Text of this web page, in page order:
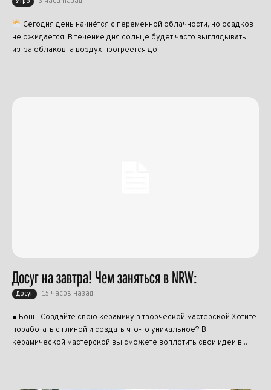
Сегодня день начнётся с переменной облачности, но осадков
не ожидается. В течение дня солнце будет часто выглядывать
из-за облаков, а воздух прогреется до...
Досуг на завтра! Чем заняться в NRW:
Досуг 15 часов назад
● Бонн: Создайте свою керамику в творческой мастерской Хотите
поработать с глиной и создать что-то уникальное? В
керамической мастерской вы сможете воплотить свои идеи в...